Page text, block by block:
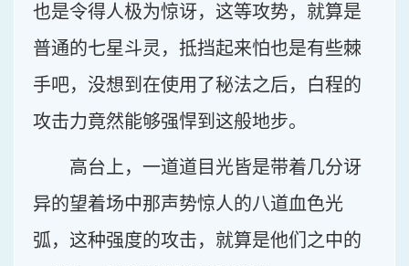
也是令得人极为惊讶，这等攻势，就算是
普通的七星斗灵，抵挡起来怕也是有些棘
手吧，没想到在使用了秘法之后，白程的
攻击力竟然能够强悍到这般地步。
高台上，一道道目光皆是带着几分讶
异的望着场中那声势惊人的八道血色光
弧，这种强度的攻击，就算是他们之中的